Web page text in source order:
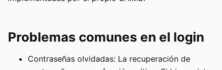
Problemas comunes en el login
Contraseñas olvidadas: La recuperación de